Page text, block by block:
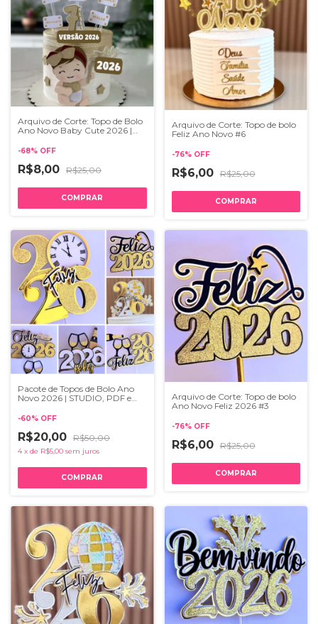
Arquivo de Corte: Topo de Bolo
Ano Novo Baby Cute 2026 |
-68% OFF
R$8,00 R$25,00
Arquivo de Corte: Topo de bolo
Feliz Ano Novo #6
-76% OFF
R$6,00 R$25,00
Pacote de Topos de Bolo Ano
Novo 2026 | STUDIO, PDF e
-60% OFF
R$20,00 R$50,00
4 x de R$5,00 sem juros
Arquivo de Corte: Topo de bolo
Ano Novo Feliz 2026 #3
-76% OFF
R$6,00 R$25,00